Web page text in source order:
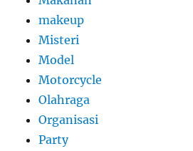
makeup
Misteri
Model
Motorcycle
Olahraga
Organisasi
Party